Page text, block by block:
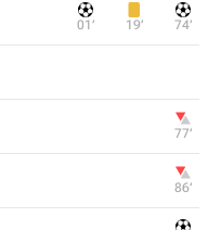
01‎’‎ 19‎’‎ 74‎’‎
77‎’‎
86‎’‎